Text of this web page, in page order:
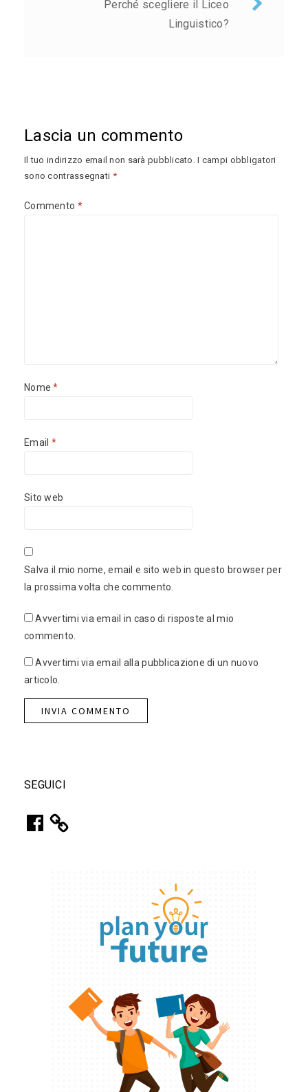
Perché scegliere il Liceo
Linguistico?
Lascia un commento
Il tuo indirizzo email non sarà pubblicato. I campi obbligatori
sono contrassegnati *
Commento *
Nome*
Email *
Sito web
Salva il mio nome, email e sito web in questo browser per
la prossima volta che commento.
Avvertimi via email in caso di risposte al mio
commento.
Avvertimi via email alla pubblicazione di un nuovo
articolo.
SEGUICI
Facebook